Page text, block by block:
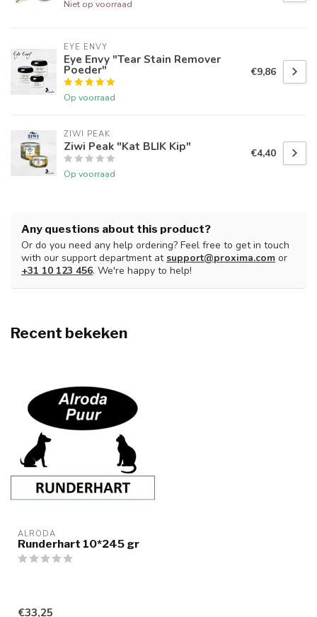
Niet op voorraad
EYE ENVY
Eye Envy "Tear Stain Remover
Poeder"
Op voorraad
€9,86
ZIWI PEAK
Ziwi Peak "Kat BLIK Kip"
Op voorraad
€4,40
Any questions about this product?
Or do you need any help ordering? Feel free to get in touch
with our support department atsupport@proxima.com or
+31 10 123 456. We're happy to help!
Recent bekeken
ALRODA
Runderhart 10*245 gr
€33,25